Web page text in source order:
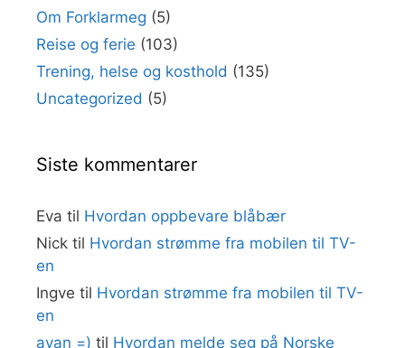
Om Forklarmeg (5)
Reise og ferie (103)
Trening, helse og kosthold (135)
Uncategorized (5)
Siste kommentarer
Eva til Hvordan oppbevare blåbær
Nick til Hvordan strømme fra mobilen til TV-
en
Ingve til Hvordan strømme fra mobilen til TV-
en
ayan =) til Hvordan melde seg på Norske